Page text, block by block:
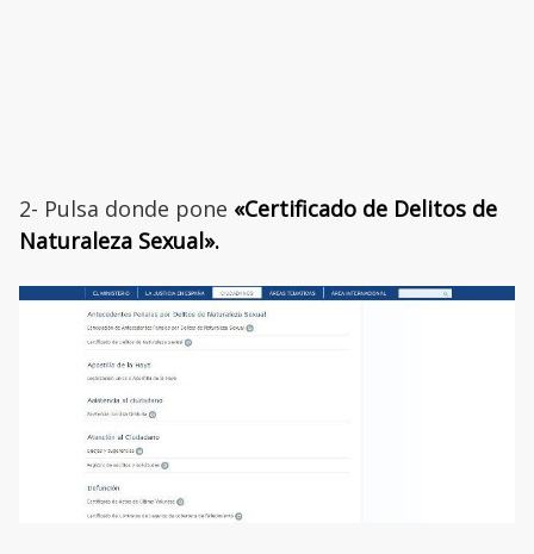
2- Pulsa donde pone «Certificado de Delitos de
Naturaleza Sexual».